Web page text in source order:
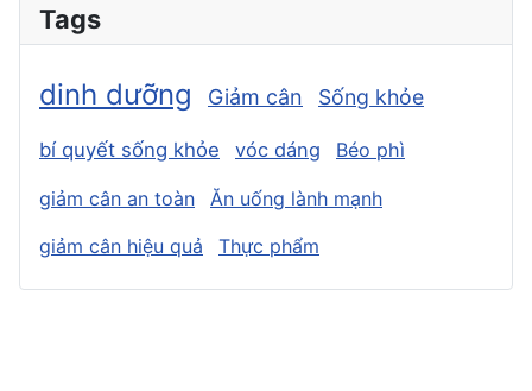
Tags
dinh dưỡng Giảm cân Sống khỏe
bí quyết sống khỏe vóc dáng Béo phì
giảm cân an toàn
Ăn uống lành mạnh
giảm cân hiệu quả
Thực phẩm